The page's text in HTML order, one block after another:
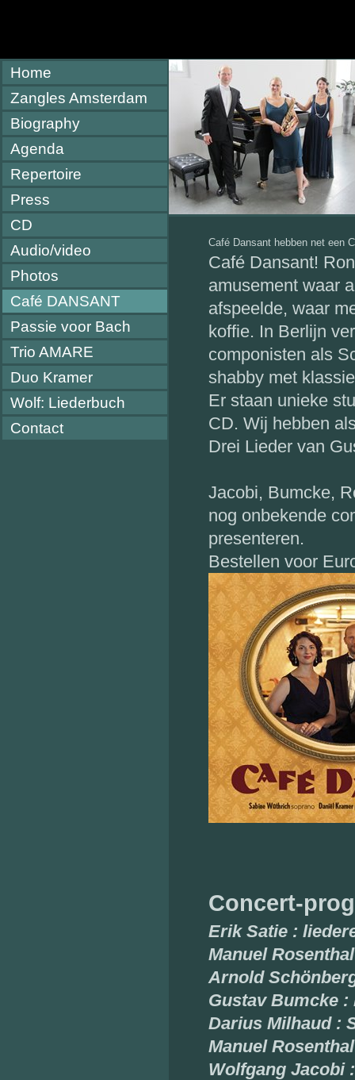
Home
Zangles Amsterdam
Biography
Agenda
Repertoire
Press
CD
Audio/video
Photos
Café DANSANT
Passie voor Bach
Trio AMARE
Duo Kramer
Wolf: Liederbuch
Contact
Café Dansant hebben net een
Café Dansant!
amusement waar
afspeelde, waar
koffie. In Berlijn
componisten als
shabby met
Er staan unieke
CD. Wij hebben
Drei Lieder van
Jacobi, Bumcke,
nog onbekende
presenteren.
Bestellen voor
Concert-
Erik Satie :
Manuel
Arnold
Gustav Bumcke :
Darius Milhaud :
Manuel
Wolfgang Jacobi